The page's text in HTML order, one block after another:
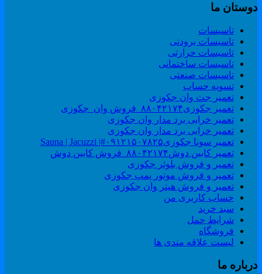
ما
تاسیسات
تاسیسات برودتی
تاسیسات حرارتی
تاسیسات ساختمانی
تاسیسات صنعتی
تسویه حساب
تعمیر جت وان جکوزی
تعمیر جکوزی۸۸۰۴۲۱۷۴_فروش وان_جکوزی
تعمیر خرابی برد مدار وان جکوزی
تعمیر خرابی برد مدار وان جکوزی
تعمیر سونا جکوزی۰۹۱۲۱۵۰۷۸۲۵#| Sauna | Jacuzzi
تعمیر کابین دوش۸۸۰۴۲۱۷۴_فروش کابین دوش
تعمیر و فروش بلوئر جکوزی
تعمیر و فروش موتور پمپ جکوزی
تعمیر و فروش هیتر وان جکوزی
حساب کاربری من
سبد خرید
شرایط حمل
فروشگاه
لیست علاقه مندی ها
ما